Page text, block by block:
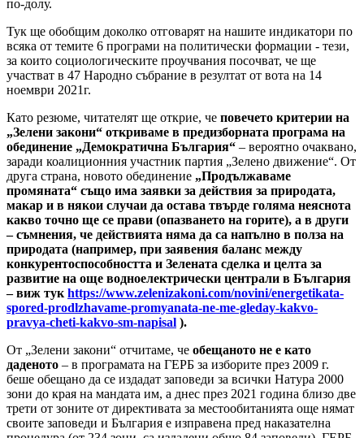
по-долу.
Тук ще обобщим доколко отговарят на нашите индикатори по
всяка от темите 6 програми на политически формации - тези,
за които социологическите проучвания посочват, че ще
участват в 47 Народно събрание в резултат от вота на 14
ноември 2021г.
Като резюме, читателят ще открие, че повечето критерии на
„Зелени закони“ откриваме в предизборната програма на
обединение „Демократична България“ – вероятно очаквано,
заради коалиционния участник партия „Зелено движение“. От
друга страна, новото обединение „Продължаваме
промяната“ също има заявки за действия за природата,
макар и в някои случаи да остава твърде голяма неяснота
какво точно ще се прави (опазването на горите), а в други
– съмнения, че действията няма да са напълно в полза на
природата (например, при заявения баланс между
конкурентоспособността и Зелената сделка и целта за
развитие на още водноелектрически централи в България
– виж тук https://www.zelenizakoni.com/novini/energetikata-
spored-prodlzhavame-promyanata-ne-me-gleday-kakvo-
pravya-cheti-kakvo-sm-napisal ).
От „Зелени закони“ отчитаме, че обещаното не е като
даденото – в програмата на ГЕРБ за изборите през 2009 г.
беше обещано да се издадат заповеди за всички Натура 2000
зони до края на мандата им, а днес през 2021 година близо две
трети от зоните от директивата за местообитанията още нямат
своите заповеди и България е изправена пред наказателна